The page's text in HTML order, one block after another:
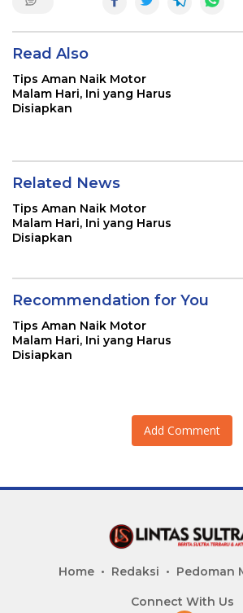
Read Also
Tips Aman Naik Motor
Malam Hari, Ini yang Harus
Disiapkan
Related News
Tips Aman Naik Motor
Malam Hari, Ini yang Harus
Disiapkan
Recommendation for You
Tips Aman Naik Motor
Malam Hari, Ini yang Harus
Disiapkan
Add Comment
Home Redaksi Pedoman
Connect With Us